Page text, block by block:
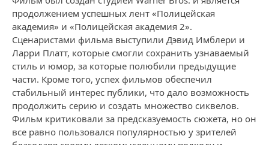
продолжением успешных лент «Полицейская
академия» и «Полицейская академия 2».
Сценаристами фильма выступили Дэвид Имблери и
Ларри Платт, которые смогли сохранить узнаваемый
стиль и юмор, за которые полюбили предыдущие
части. Кроме того, успех фильмов обеспечил
стабильный интерес публики, что дало возможность
продолжить серию и создать множество сиквелов.
Фильм критиковали за предсказуемость сюжета, но он
все равно пользовался популярностью у зрителей